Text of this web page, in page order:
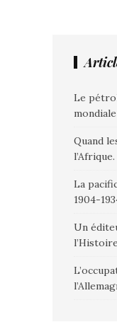
Le
Quand
La
1904-
Un